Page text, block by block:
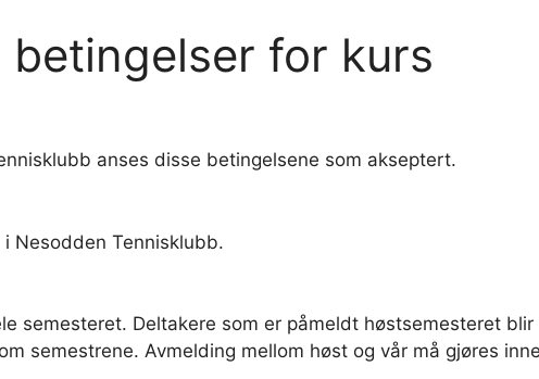
for kurs
anses disse betingelsene som akseptert.
Nesodden Tennisklubb.
semesteret. Deltakere som er påmeldt høstsemesteret
semestrene. Avmelding mellom høst og vår må gjøres